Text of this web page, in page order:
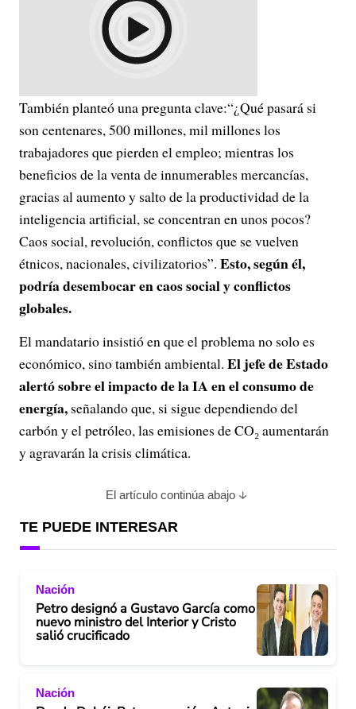
También planteó una pregunta clave:“¿Qué pasará si
son centenares, 500 millones, mil millones los
trabajadores que pierden el empleo; mientras los
beneficios de la venta de innumerables mercancías,
gracias al aumento y salto de la productividad de la
inteligencia artificial, se concentran en unos pocos?
Caos social, revolución, conflictos que se vuelven
étnicos, nacionales, civilizatorios”. Esto, según él,
podría desembocar en caos social y conflictos
globales.
El mandatario insistió en que el problema no solo es
económico, sino también ambiental. El jefe de Estado
alertó sobre el impacto de la IA en el consumo de
energía, señalando que, si sigue dependiendo del
carbón y el petróleo, las emisiones de CO₂ aumentarán
y agravarán la crisis climática.
El artículo continúa abajo
TE PUEDE INTERESAR
Nación
Petro designó a Gustavo García como
nuevo ministro del Interior y Cristo
salió crucificado
Nación